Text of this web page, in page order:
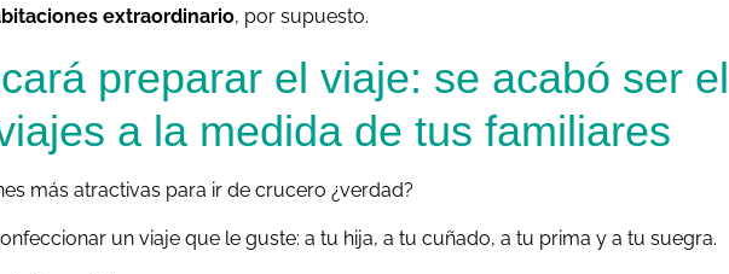
extraordinario, por supuesto.
preparar el viaje: se acabó ser el
a la medida de tus familiares
más atractivas para ir de crucero ¿verdad?
un viaje que le guste: a tu hija, a tu cuñado, a tu prima y a tu suegra.